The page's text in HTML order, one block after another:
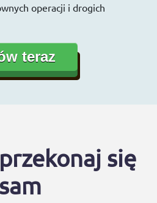
operacji i drogich
teraz
się
sam